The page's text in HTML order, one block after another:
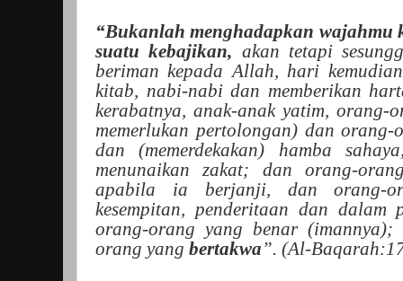
“Bukanlah menghadapkan
suatu kebajikan, akan tetapi
beriman kepada Allah, hari
kitab, nabi-nabi dan memberikan
kerabatnya, anak-anak yatim, orang-
memerlukan pertolongan) dan
dan (memerdekakan) hamba
menunaikan zakat; dan orang-
apabila ia berjanji, dan orang-
kesempitan, penderitaan dan dalam
orang-orang yang benar
orang yang bertakwa”. (Al-